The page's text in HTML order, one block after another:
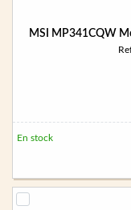
MSI MP341CQW
En stock